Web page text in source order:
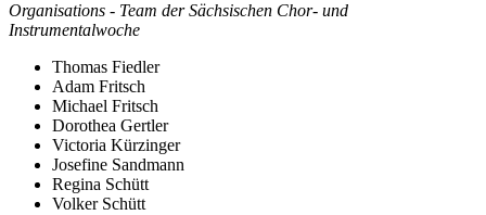
Organisations - Team der Sächsischen Chor- und
Instrumentalwoche
Thomas Fiedler
Adam Fritsch
Michael Fritsch
Dorothea Gertler
Victoria Kürzinger
Josefine Sandmann
Regina Schütt
Volker Schütt